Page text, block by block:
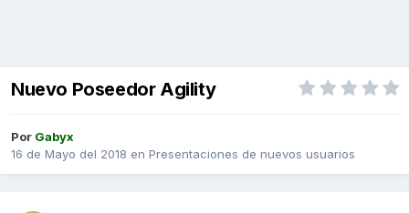
Nuevo Poseedor Agility
Por Gabyx
16 de Mayo del 2018 en Presentaciones de nuevos usuarios